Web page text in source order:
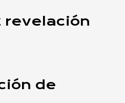
revelación
de